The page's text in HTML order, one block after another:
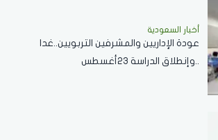
أخبار السعودية
عودة الإداريين والمشرفين التربويين..غدا
..وإنطلاق الدراسة 23أغسطس